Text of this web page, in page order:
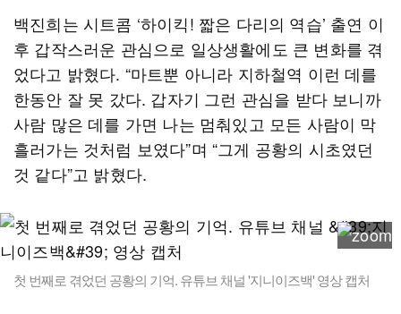
백진희는 시트콤 ‘하이킥! 짧은 다리의 역습’ 출연 이
후 갑작스러운 관심으로 일상생활에도 큰 변화를 겪
었다고 밝혔다. “마트뿐 아니라 지하철역 이런 데를
한동안 잘 못 갔다. 갑자기 그런 관심을 받다 보니까
사람 많은 데를 가면 나는 멈춰있고 모든 사람이 막
흘러가는 것처럼 보였다”며 “그게 공황의 시초였던
것 같다”고 밝혔다.
첫 번째로 겪었던 공황의 기억. 유튜브 채널 '지니이즈백' 영상 캡처